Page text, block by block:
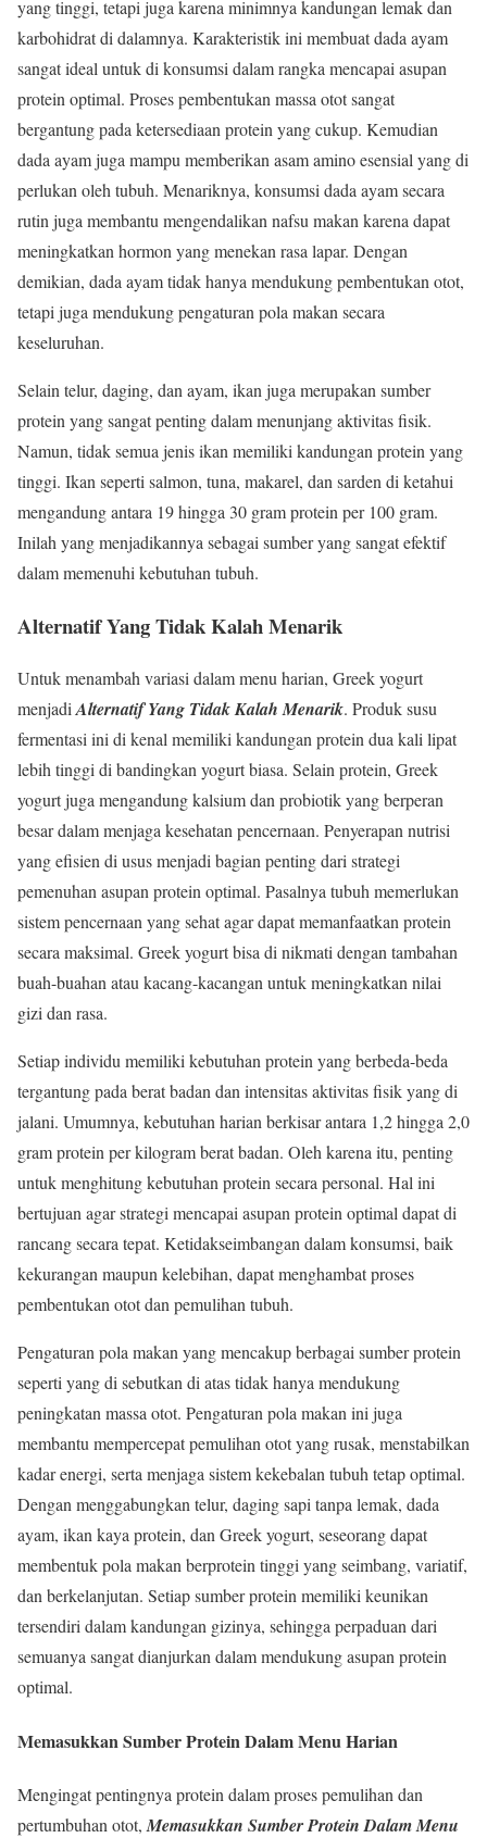
yang tinggi, tetapi juga karena minimnya kandungan lemak dan
karbohidrat di dalamnya. Karakteristik ini membuat dada ayam
sangat ideal untuk di konsumsi dalam rangka mencapai asupan
protein optimal. Proses pembentukan massa otot sangat
bergantung pada ketersediaan protein yang cukup. Kemudian
dada ayam juga mampu memberikan asam amino esensial yang di
perlukan oleh tubuh. Menariknya, konsumsi dada ayam secara
rutin juga membantu mengendalikan nafsu makan karena dapat
meningkatkan hormon yang menekan rasa lapar. Dengan
demikian, dada ayam tidak hanya mendukung pembentukan otot,
tetapi juga mendukung pengaturan pola makan secara
keseluruhan.
Selain telur, daging, dan ayam, ikan juga merupakan sumber
protein yang sangat penting dalam menunjang aktivitas fisik.
Namun, tidak semua jenis ikan memiliki kandungan protein yang
tinggi. Ikan seperti salmon, tuna, makarel, dan sarden di ketahui
mengandung antara 19 hingga 30 gram protein per 100 gram.
Inilah yang menjadikannya sebagai sumber yang sangat efektif
dalam memenuhi kebutuhan tubuh.
Alternatif Yang Tidak Kalah Menarik
Untuk menambah variasi dalam menu harian, Greek yogurt
menjadiAlternatif Yang Tidak Kalah Menarik. Produk susu
fermentasi ini di kenal memiliki kandungan protein dua kali lipat
lebih tinggi di bandingkan yogurt biasa. Selain protein, Greek
yogurt juga mengandung kalsium dan probiotik yang berperan
besar dalam menjaga kesehatan pencernaan. Penyerapan nutrisi
yang efisien di usus menjadi bagian penting dari strategi
pemenuhan asupan protein optimal. Pasalnya tubuh memerlukan
sistem pencernaan yang sehat agar dapat memanfaatkan protein
secara maksimal. Greek yogurt bisa di nikmati dengan tambahan
buah-buahan atau kacang-kacangan untuk meningkatkan nilai
gizi dan rasa.
Setiap individu memiliki kebutuhan protein yang berbeda-beda
tergantung pada berat badan dan intensitas aktivitas fisik yang di
jalani. Umumnya, kebutuhan harian berkisar antara 1,2 hingga 2,0
gram protein per kilogram berat badan. Oleh karena itu, penting
untuk menghitung kebutuhan protein secara personal. Hal ini
bertujuan agar strategi mencapai asupan protein optimal dapat di
rancang secara tepat. Ketidakseimbangan dalam konsumsi, baik
kekurangan maupun kelebihan, dapat menghambat proses
pembentukan otot dan pemulihan tubuh.
Pengaturan pola makan yang mencakup berbagai sumber protein
seperti yang di sebutkan di atas tidak hanya mendukung
peningkatan massa otot. Pengaturan pola makan ini juga
membantu mempercepat pemulihan otot yang rusak, menstabilkan
kadar energi, serta menjaga sistem kekebalan tubuh tetap optimal.
Dengan menggabungkan telur, daging sapi tanpa lemak, dada
ayam, ikan kaya protein, dan Greek yogurt, seseorang dapat
membentuk pola makan berprotein tinggi yang seimbang, variatif,
dan berkelanjutan. Setiap sumber protein memiliki keunikan
tersendiri dalam kandungan gizinya, sehingga perpaduan dari
semuanya sangat dianjurkan dalam mendukung asupan protein
optimal.
Memasukkan Sumber Protein Dalam Menu Harian
Mengingat pentingnya protein dalam proses pemulihan dan
pertumbuhan otot, Memasukkan Sumber Protein Dalam Menu